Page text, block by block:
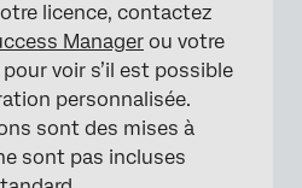
licence, contactez
Manager ou votre
pour voir s’il est possible
personnalisée.
sont des mises à
sont pas incluses